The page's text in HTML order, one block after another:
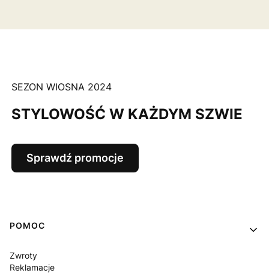
SEZON WIOSNA 2024
STYLOWOŚĆ W KAŻDYM SZWIE
Sprawdź promocje
Linki w stopce
POMOC
Zwroty
Reklamacje